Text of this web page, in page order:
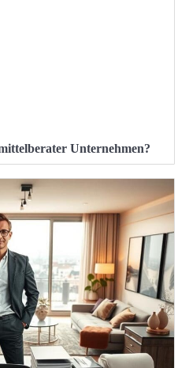
Unternehmen?